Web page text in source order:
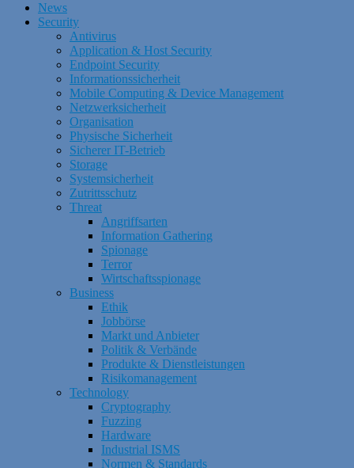
News
Security
Antivirus
Application & Host Security
Endpoint Security
Informationssicherheit
Mobile Computing & Device Management
Netzwerksicherheit
Organisation
Physische Sicherheit
Sicherer IT-Betrieb
Storage
Systemsicherheit
Zutrittsschutz
Threat
Angriffsarten
Information Gathering
Spionage
Terror
Wirtschaftsspionage
Business
Ethik
Jobbörse
Markt und Anbieter
Politik & Verbände
Produkte & Dienstleistungen
Risikomanagement
Technology
Cryptography
Fuzzing
Hardware
Industrial ISMS
Normen & Standards